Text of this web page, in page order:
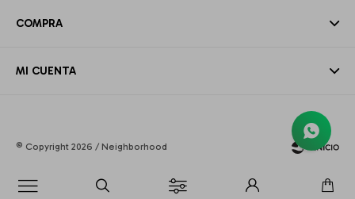

COMPRA
MI CUENTA
© Copyright 2026 / Neighborhood